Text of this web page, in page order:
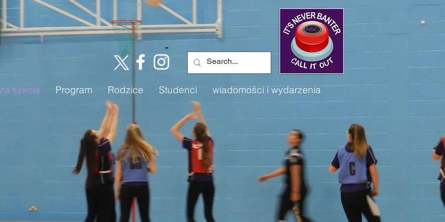
szkoła Program Rodzice Studenci wiadomości i wydarzenia